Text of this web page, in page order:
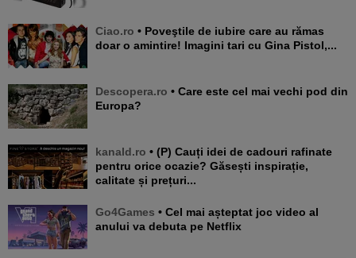
Ciao.ro • Poveştile de iubire care au rămas
doar o amintire! Imagini tari cu Gina Pistol,...
Descopera.ro • Care este cel mai vechi pod din
Europa?
kanald.ro • (P) Cauți idei de cadouri rafinate
pentru orice ocazie? Găsești inspirație,
calitate și prețuri...
Go4Games • Cel mai așteptat joc video al
anului va debuta pe Netflix